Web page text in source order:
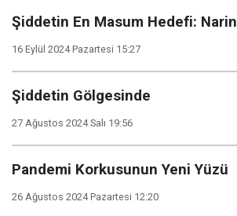
Şiddetin En Masum Hedefi: Narin
16 Eylül 2024 Pazartesi 15:27
Şiddetin Gölgesinde
27 Ağustos 2024 Salı 19:56
Pandemi Korkusunun Yeni Yüzü
26 Ağustos 2024 Pazartesi 12:20